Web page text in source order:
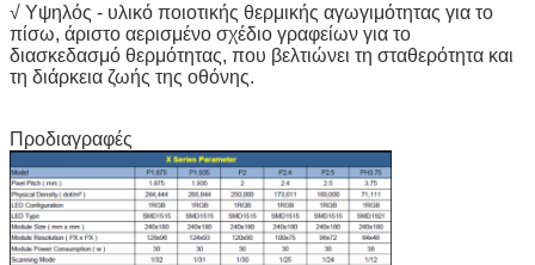
√ Υψηλός - υλικό ποιοτικής θερμικής αγωγιμότητας για το
πίσω, άριστο αερισμένο σχέδιο γραφείων για το
διασκεδασμό θερμότητας, που βελτιώνει τη σταθερότητα και
τη διάρκεια ζωής της οθόνης.
Προδιαγραφές